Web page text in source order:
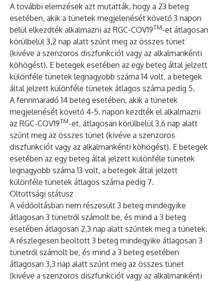
A további elemzések azt mutatták, hogy a 23 beteg
esetében, akik a tünetek megjelenését követő 3 napon
belül elkezdték alkalmazni az RGC-COV19TM-et átlagosan
körülbelül 3,2 nap alatt szűnt meg az összes tünet
(kivéve a szenzoros diszfunkciót vagy az alkalmankénti
köhögést). E betegek esetében az egy beteg által jelzett
különféle tünetek legnagyobb száma 14 volt, a betegek
által jelzett különféle tünetek átlagos száma pedig 5.
A fennmaradó 14 beteg esetében, akik a tünetek
megjelenését követő 4-5. napon kezdték el alkalmazni
az RGC-COV19TM-et, átlagosan körülbelül 3,6 nap alatt
szűnt meg az összes tünet (kivéve a szenzoros
diszfunkciót vagy az alkalmankénti köhögést). E betegek
esetében az egy beteg által jelzett különféle tünetek
legnagyobb száma 13 volt, a betegek által jelzett
különféle tünetek átlagos száma pedig 7.
Oltottsági státusz
A védőoltásban nem részesült 3 beteg mindegyike
átlagosan 3 tünetről számolt be, és mind a 3 beteg
esetében átlagosan 2,3 nap alatt szűntek meg a tünetek.
A részlegesen beoltott 3 beteg mindegyike átlagosan 3
tünetről számolt be, és mind a 3 beteg esetében
átlagosan 3,3 nap alatt szűnt meg az összes tünet
(kivéve a szenzoros diszfunkciót vagy az alkalmankénti